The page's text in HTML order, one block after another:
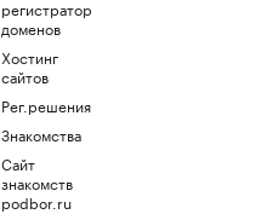
регистратор
доменов
Хостинг
сайтов
Рег.решения
Знакомства
Сайт
знакомств
podbor.ru